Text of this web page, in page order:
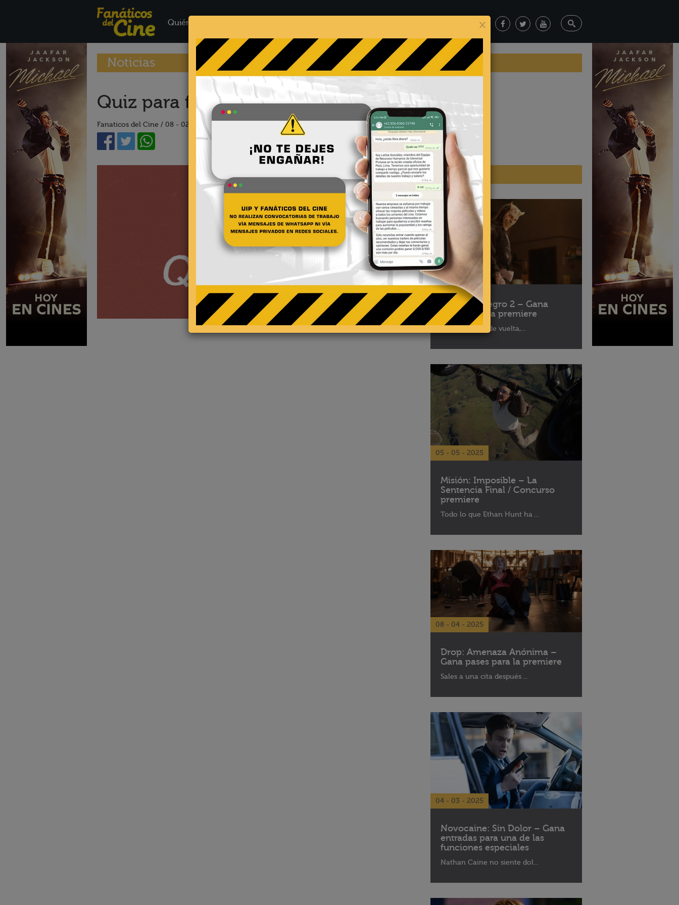
Quiénes Somos
Noticias
Quiz para fanáticos del cine: Lady Bird
Fanaticos del Cine / 08 - 02 - 18
Noticias
02 - 10 - 2025
Teléfono Negro 2 – Gana
pases para la premiere
El Raptor está de vuelta,...
05 - 05 - 2025
Misión: Imposible – La
Sentencia Final / Concurso
premiere
Todo lo que Ethan Hunt ha ...
08 - 04 - 2025
Drop: Amenaza Anónima –
Gana pases para la premiere
Sales a una cita después ...
04 - 03 - 2025
Novocaine: Sin Dolor – Gana
entradas para una de las
funciones especiales
Nathan Caine no siente dol...
×